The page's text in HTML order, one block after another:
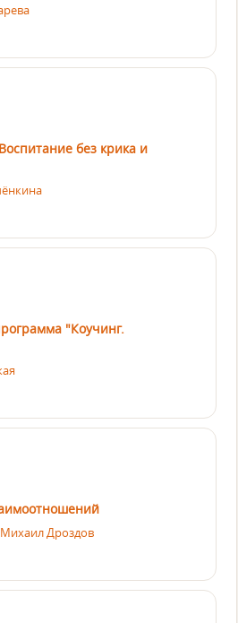
без крика и
"Коучинг.
Михаил Дроздов